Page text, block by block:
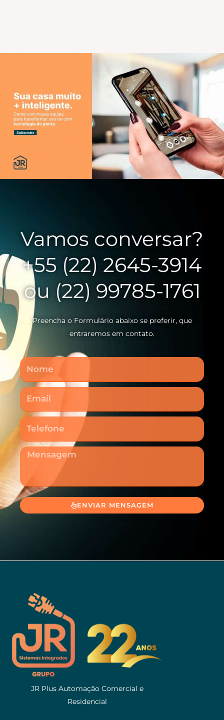
Vamos conversar?
+55 (22) 2645-3914
ou (22) 99785-1761
Preencha o Formulário abaixo se preferir, que
entraremos em contato.
Nome
Email
Telefone
Mensagem
ENVIAR MENSAGEM
JR Plus Automação Comercial e
Residencial